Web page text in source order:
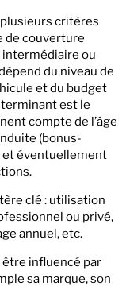
critères
de couverture
intermédiaire ou
du niveau de
et du budget
est le
compte de l’âge
(bonus-
et éventuellement
clé : utilisation
ou privé,
annuel, etc.
être influencé par
sa marque, son